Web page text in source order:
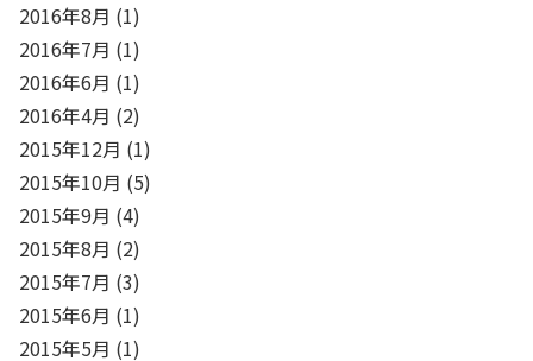
2016年8月 (1)
2016年7月 (1)
2016年6月 (1)
2016年4月 (2)
2015年12月 (1)
2015年10月 (5)
2015年9月 (4)
2015年8月 (2)
2015年7月 (3)
2015年6月 (1)
2015年5月 (1)